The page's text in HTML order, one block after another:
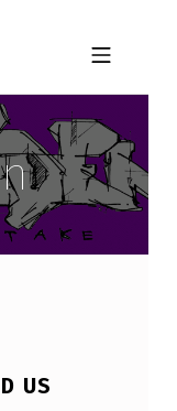
MOBILE MENU
US